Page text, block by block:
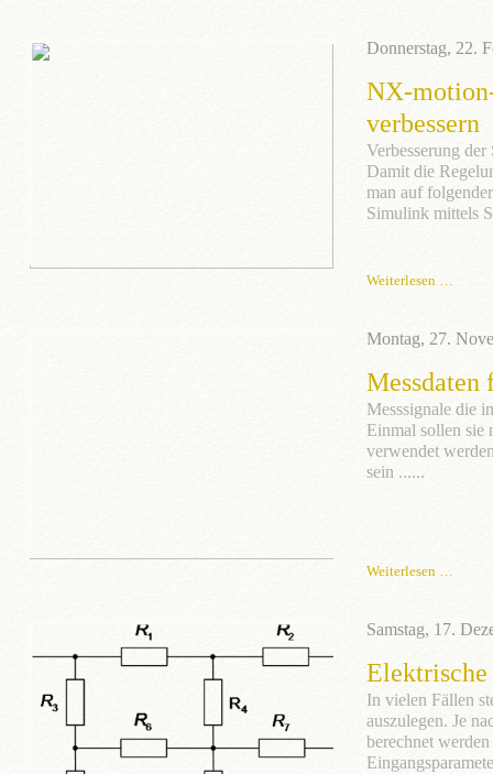
Donnerstag, 22.
NX-
verbessern
Verbesserung
Damit die
man auf
Simulink mittels
Weiterlesen …
Montag, 27.
Messdaten
Messsignale die
Einmal sollen sie
verwendet
sein ......
Weiterlesen …
Samstag, 17.
In vielen Fällen
auszulegen. Je
berechnet